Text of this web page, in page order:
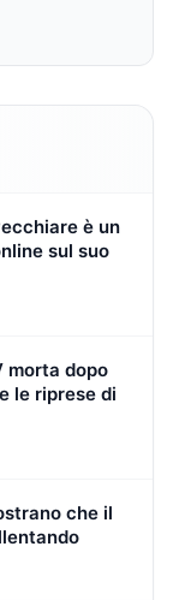
è un
sul suo
morta dopo
le riprese di
che il